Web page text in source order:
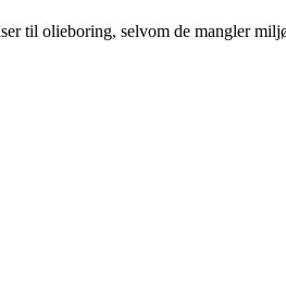
til olieboring, selvom de mangler